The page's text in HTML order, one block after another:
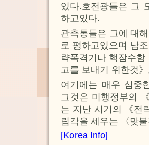
있다.호전광들은 그
하고있다.
관측통들은 그에 대
로 평하고있으며 남
략폭격기나 핵잠수
고를 보내기 위한것
여기에는 매우 심중
그것은 미행정부의
는 지난 시기의 《전
립각을 세우는 〈맞
[Korea Info]